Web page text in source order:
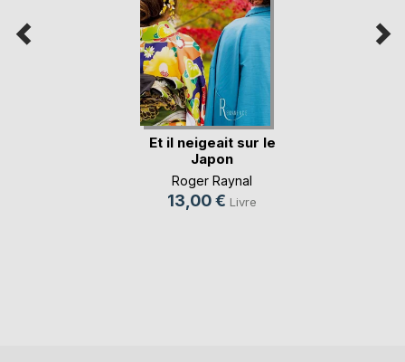
Et il neigeait sur le
Japon
Roger Raynal
13,00 € Livre